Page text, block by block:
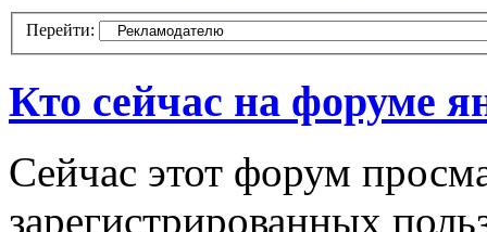
Перейти:
Кто сейчас на форуме
Сейчас этот форум
зарегистрированных